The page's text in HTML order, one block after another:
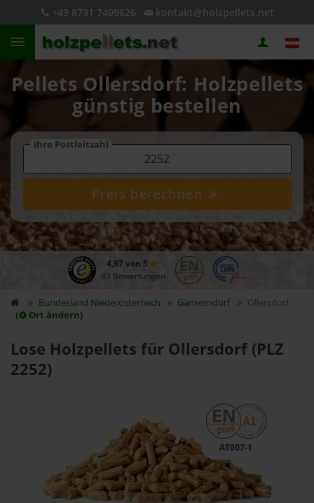
+49 8731 7409626 kontakt@holzpellets.net
Pellets Ollersdorf: Holzpellets
günstig bestellen
Ihre Postleitzahl
Preis berechnen
4,97 von 5
83 Bewertungen
Bundesland Niederösterreich Gänserndorf
Ollersdorf
(
Ort ändern)
Lose Holzpellets für Ollersdorf (PLZ
2252)
AT007-1